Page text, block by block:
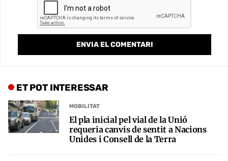
ET POT INTERESSAR
MOBILITAT
El pla inicial pel vial de la Unió
requeria canvis de sentit a Nacions
Unides i Consell de la Terra